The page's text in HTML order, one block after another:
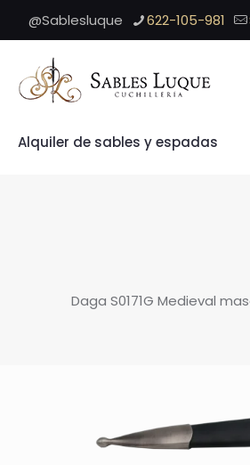
@Sablesluque 622-105-981
Alquiler de sables y espadas
Daga S0171G Medieval